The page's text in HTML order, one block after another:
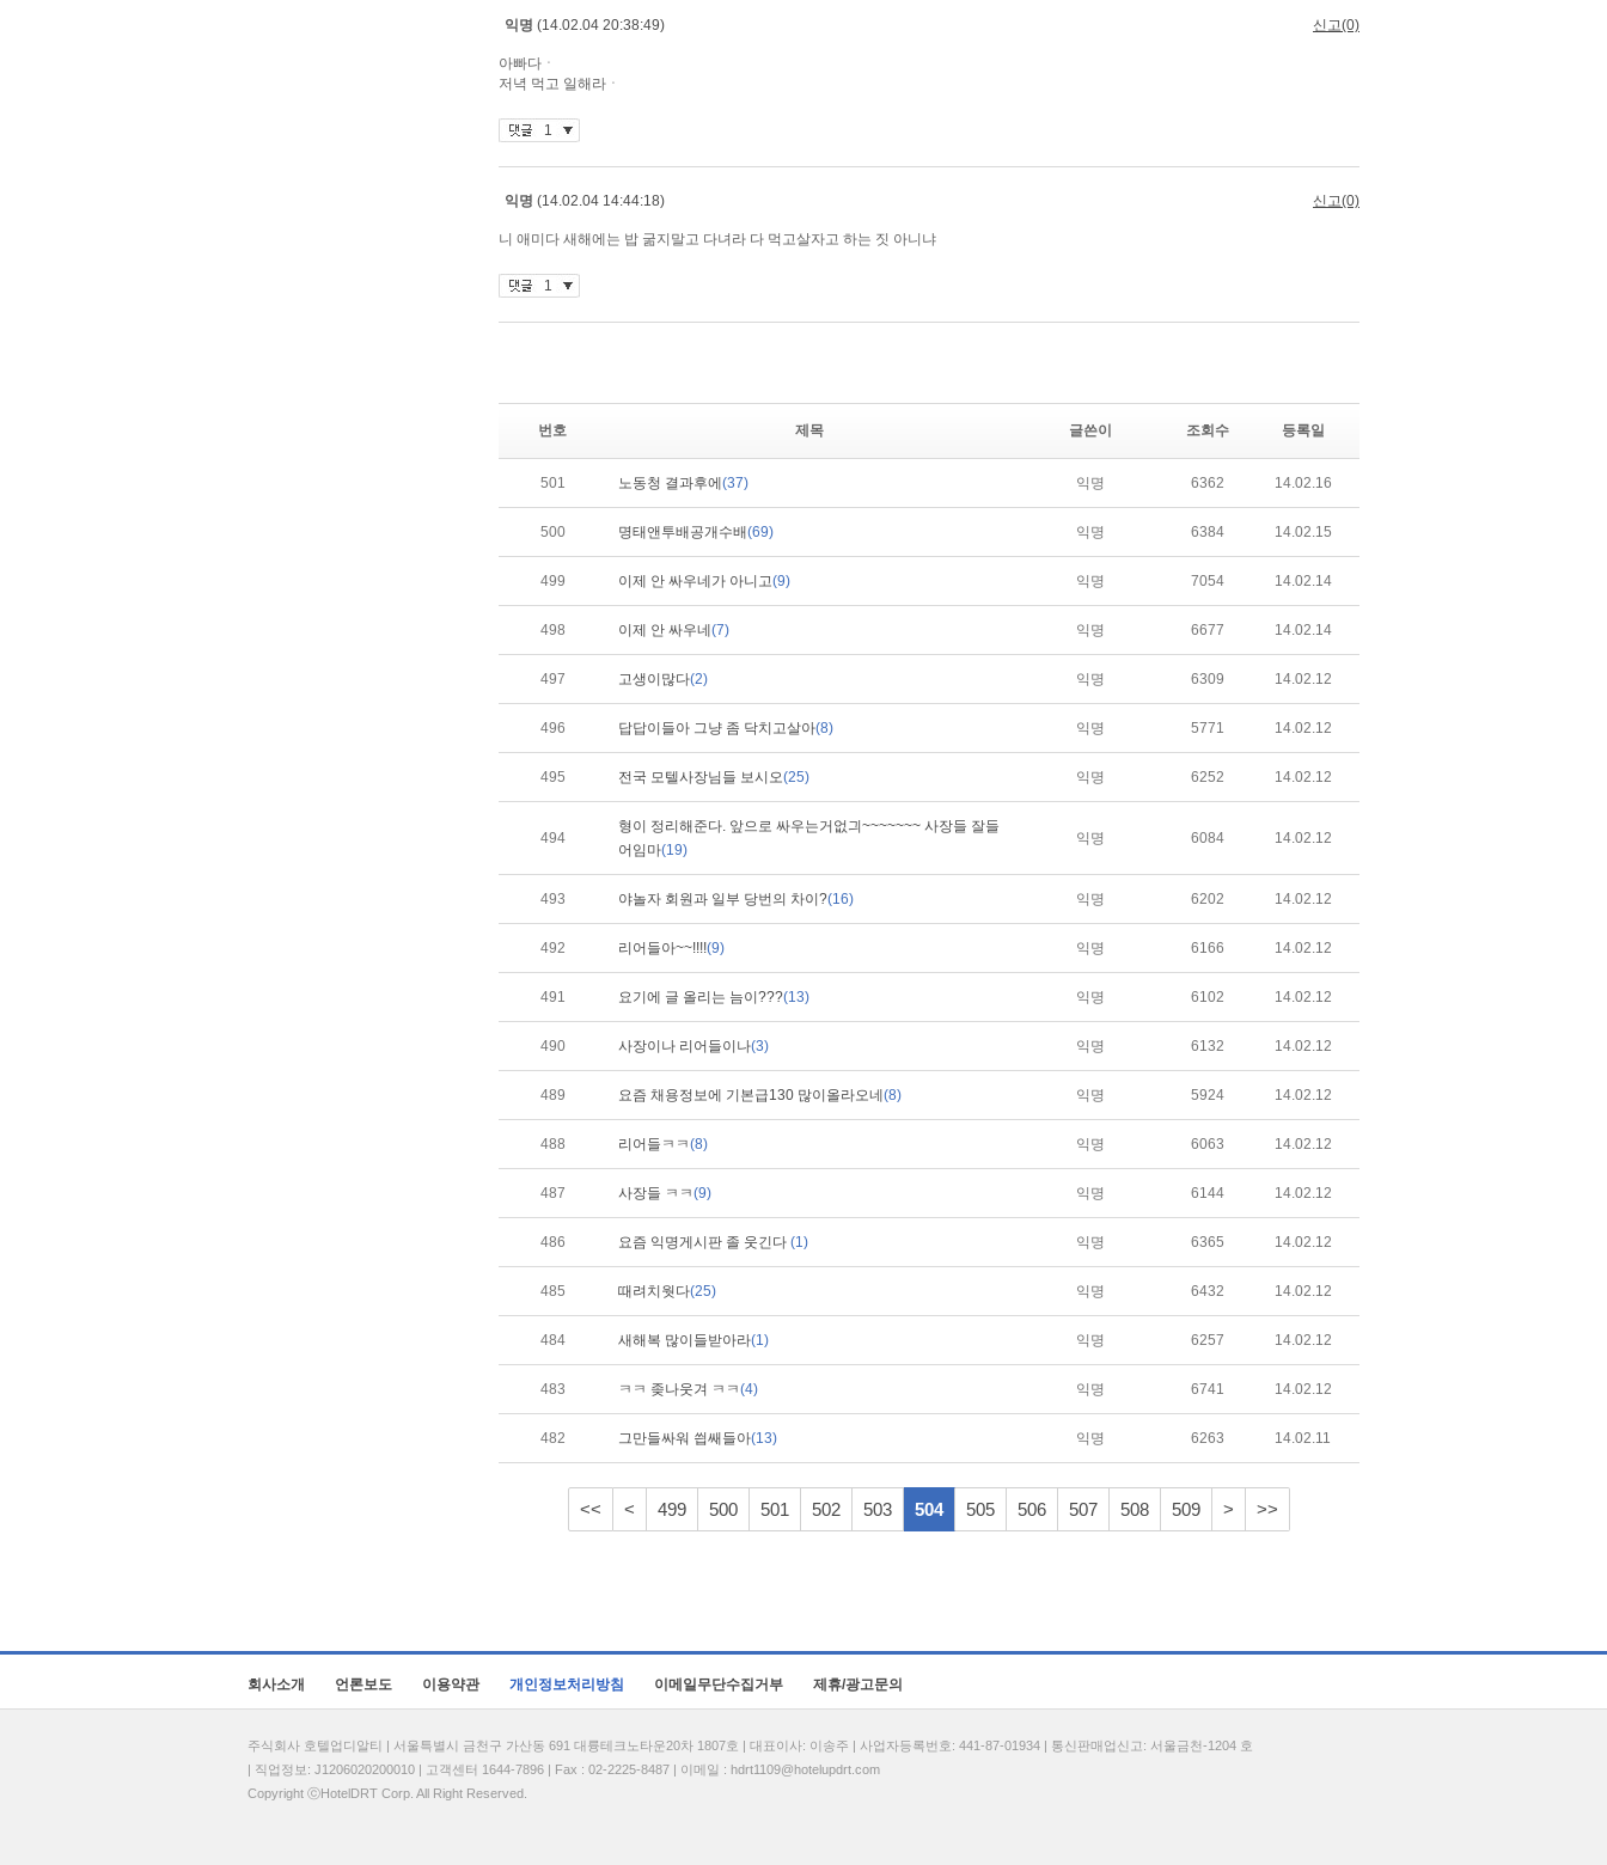
번호 제목 글쓴이 조회수 등록일
501 노동청 결과후에 (37) 익명 6362 14.02.16
500 명태앤투배공개수배(69) 익명 6384 14.02.15
499 이제 안 싸우네가 아니고(9) 익명 7054 14.02.14
498 이제 안 싸우네 (7) 익명 6677 14.02.14
497 고생이많다(2) 익명 6309 14.02.12
496 답답이들아 그냥 좀 닥치고살아(8) 익명 5771 14.02.12
495 전국 모텔사장님들 보시오(25) 익명 6252 14.02.12
494
형이 정리해준다. 앞으로 싸우는거없긔~~~~~~~ 사장들 잘들
어임마(19)
익명 6084 14.02.12
493 야놀자 회원과 일부 당번의 차이?(16) 익명 6202 14.02.12
492 리어들아~~!!!!(9) 익명 6166 14.02.12
491 요기에 글 올리는 늠이???(13) 익명 6102 14.02.12
490 사장이나 리어들이나(3) 익명 6132 14.02.12
489 요즘 채용정보에 기본급130 많이올라오네 (8) 익명 5924 14.02.12
488 리어들ㅋㅋ(8) 익명 6063 14.02.12
487 사장들 ㅋㅋ(9) 익명 6144 14.02.12
486 요즘 익명게시판 졸 웃긴다 (1) 익명 6365 14.02.12
485 때려치웟다(25) 익명 6432 14.02.12
484 새해복 많이들받아라(1) 익명 6257 14.02.12
483 ㅋㅋ 좆나웃겨 ㅋㅋ(4) 익명 6741 14.02.12
482 그만들싸워 씝쌔들아(13) 익명 6263 14.02.11
<< < 499 500 501 502 503 504 505 506 507 508 509 > >>
회사소개 언론보도 이용약관 개인정보처리방침 이메일무단수집거부 제휴/광고문의
주식회사 호텔업디알티 | 서울특별시 금천구 가산동 691 대륭테크노타운20차 1807호 | 대표이사: 이송주 | 사업자등록번호: 441-87-01934 | 통신판매업신고: 서울금천-1204 호
| 직업정보: J1206020200010 | 고객센터 1644-7896 | Fax : 02-2225-8487 | 이메일 : hdrt1109@hotelupdrt.com
Copyright ⓒHotelDRT Corp. All Right Reserved.